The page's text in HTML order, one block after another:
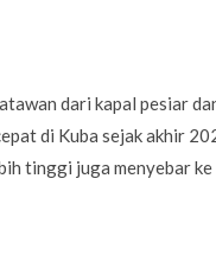
dari kapal pesiar
di Kuba sejak akhir
tinggi juga menyebar ke